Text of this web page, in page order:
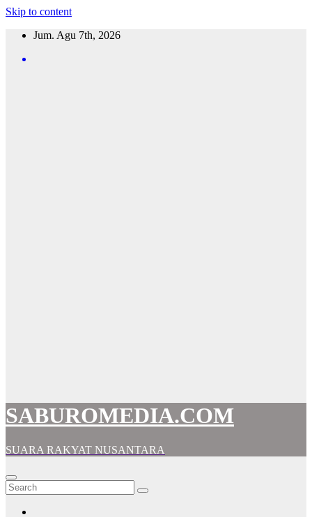
Skip to content
Jum. Agu 7th, 2026
SABUROMEDIA.COM
SUARA RAKYAT NUSANTARA